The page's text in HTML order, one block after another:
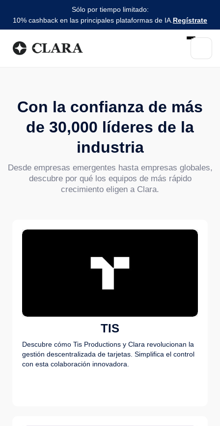
Sólo por tiempo limitado:
10% cashback en las principales plataformas de IA. Regístrate
Con la confianza de más
de 30,000 líderes de la
industria
Desde empresas emergentes hasta empresas globales,
descubre por qué los equipos de más rápido
crecimiento eligen a Clara.
TIS
Descubre cómo Tis Productions y Clara revolucionan la
gestión descentralizada de tarjetas. Simplifica el control
con esta colaboración innovadora.